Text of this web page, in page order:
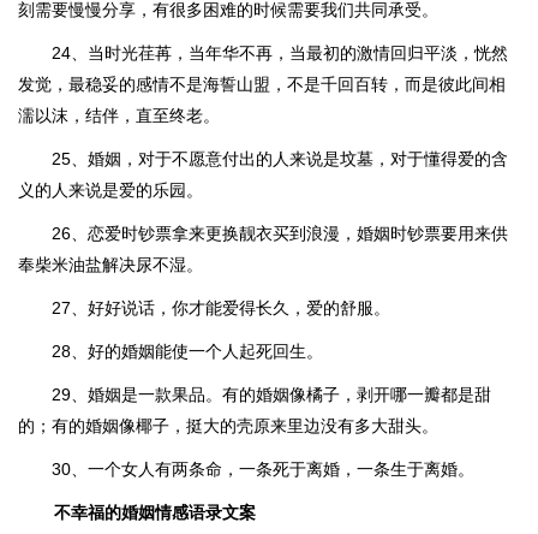
刻需要慢慢分享，有很多困难的时候需要我们共同承受。
24、当时光荏苒，当年华不再，当最初的激情回归平淡，恍然
发觉，最稳妥的感情不是海誓山盟，不是千回百转，而是彼此间相
濡以沫，结伴，直至终老。
25、婚姻，对于不愿意付出的人来说是坟墓，对于懂得爱的含
义的人来说是爱的乐园。
26、恋爱时钞票拿来更换靓衣买到浪漫，婚姻时钞票要用来供
奉柴米油盐解决尿不湿。
27、好好说话，你才能爱得长久，爱的舒服。
28、好的婚姻能使一个人起死回生。
29、婚姻是一款果品。有的婚姻像橘子，剥开哪一瓣都是甜
的；有的婚姻像椰子，挺大的壳原来里边没有多大甜头。
30、一个女人有两条命，一条死于离婚，一条生于离婚。
不幸福的婚姻情感语录文案